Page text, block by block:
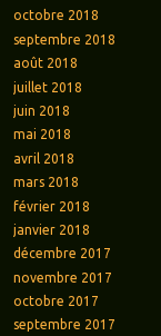
octobre 2018
septembre 2018
août 2018
juillet 2018
juin 2018
mai 2018
avril 2018
mars 2018
février 2018
janvier 2018
décembre 2017
novembre 2017
octobre 2017
septembre 2017